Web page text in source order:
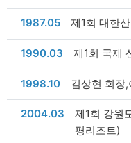
날짜
1987.05 제1회 대한
날짜
1990.03 제1회 국제
날짜
1998.10 김상현 회장
날짜
2004.03
제1회 강원
평리조트)